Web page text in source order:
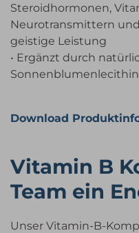
Steroidhormonen,
Neurotransmittern
geistige Leistung
• Ergänzt durch
Sonnenblumenlecithin
Download
Vitamin B
Team ein
Unser Vitamin-B-